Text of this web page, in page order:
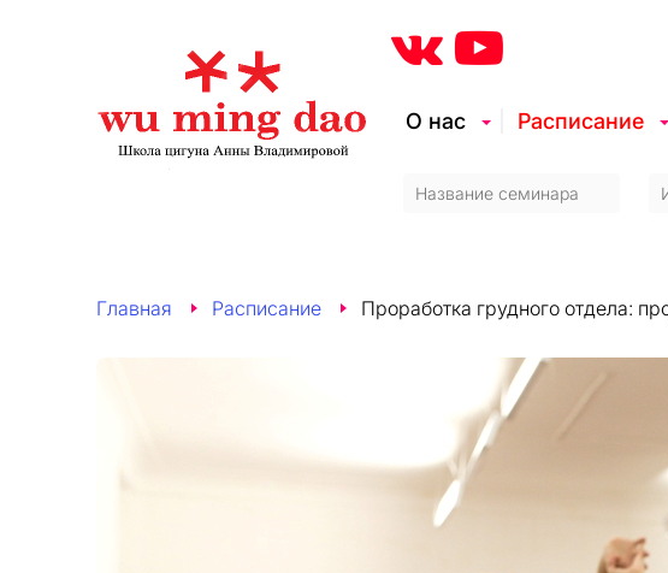
О нас Расписание
Главная Расписание Проработка грудного отдела: